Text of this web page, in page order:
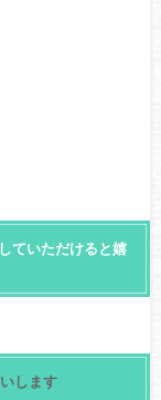
ていただけると嬉
します